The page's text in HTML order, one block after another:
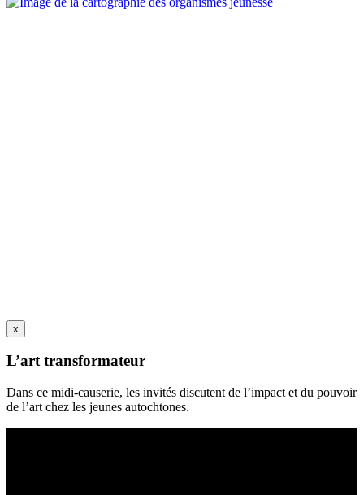
x
L’art transformateur
Dans ce midi-causerie, les invités discutent de l’impact et du pouvoir
de l’art chez les jeunes autochtones.